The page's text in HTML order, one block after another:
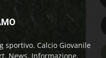
sportivo. Calcio Giovanile
News, Informazione.